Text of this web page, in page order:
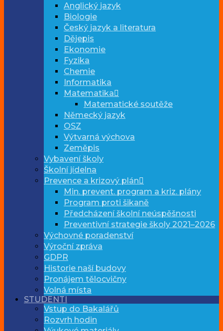
Anglický jazyk
Biologie
Český jazyk a literatura
Dějepis
Ekonomie
Fyzika
Chemie
Informatika
Matematika
Matematické soutěže
Německý jazyk
OSZ
Výtvarná výchova
Zeměpis
Vybavení školy
Školní jídelna
Prevence a krizový plán
Min. prevent. program a kriz. plány
Program proti šikaně
Předcházení školní neúspěšnosti
Preventivní strategie školy 2021–2026
Výchovné poradenství
Výroční zpráva
GDPR
Historie naší budovy
Pronájem tělocvičny
Volná místa
STUDENTI
Vstup do Bakalářů
Rozvrh hodin